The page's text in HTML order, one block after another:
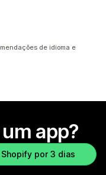
de idioma e
app?
por 3 dias